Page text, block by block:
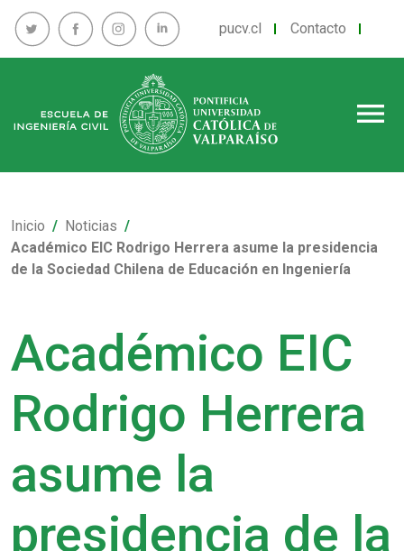
pucv.cl Contacto
menu
Inicio
Noticias
Académico EIC Rodrigo Herrera asume la presidencia
de la Sociedad Chilena de Educación en Ingeniería
Académico EIC
Rodrigo Herrera
asume la
presidencia de la